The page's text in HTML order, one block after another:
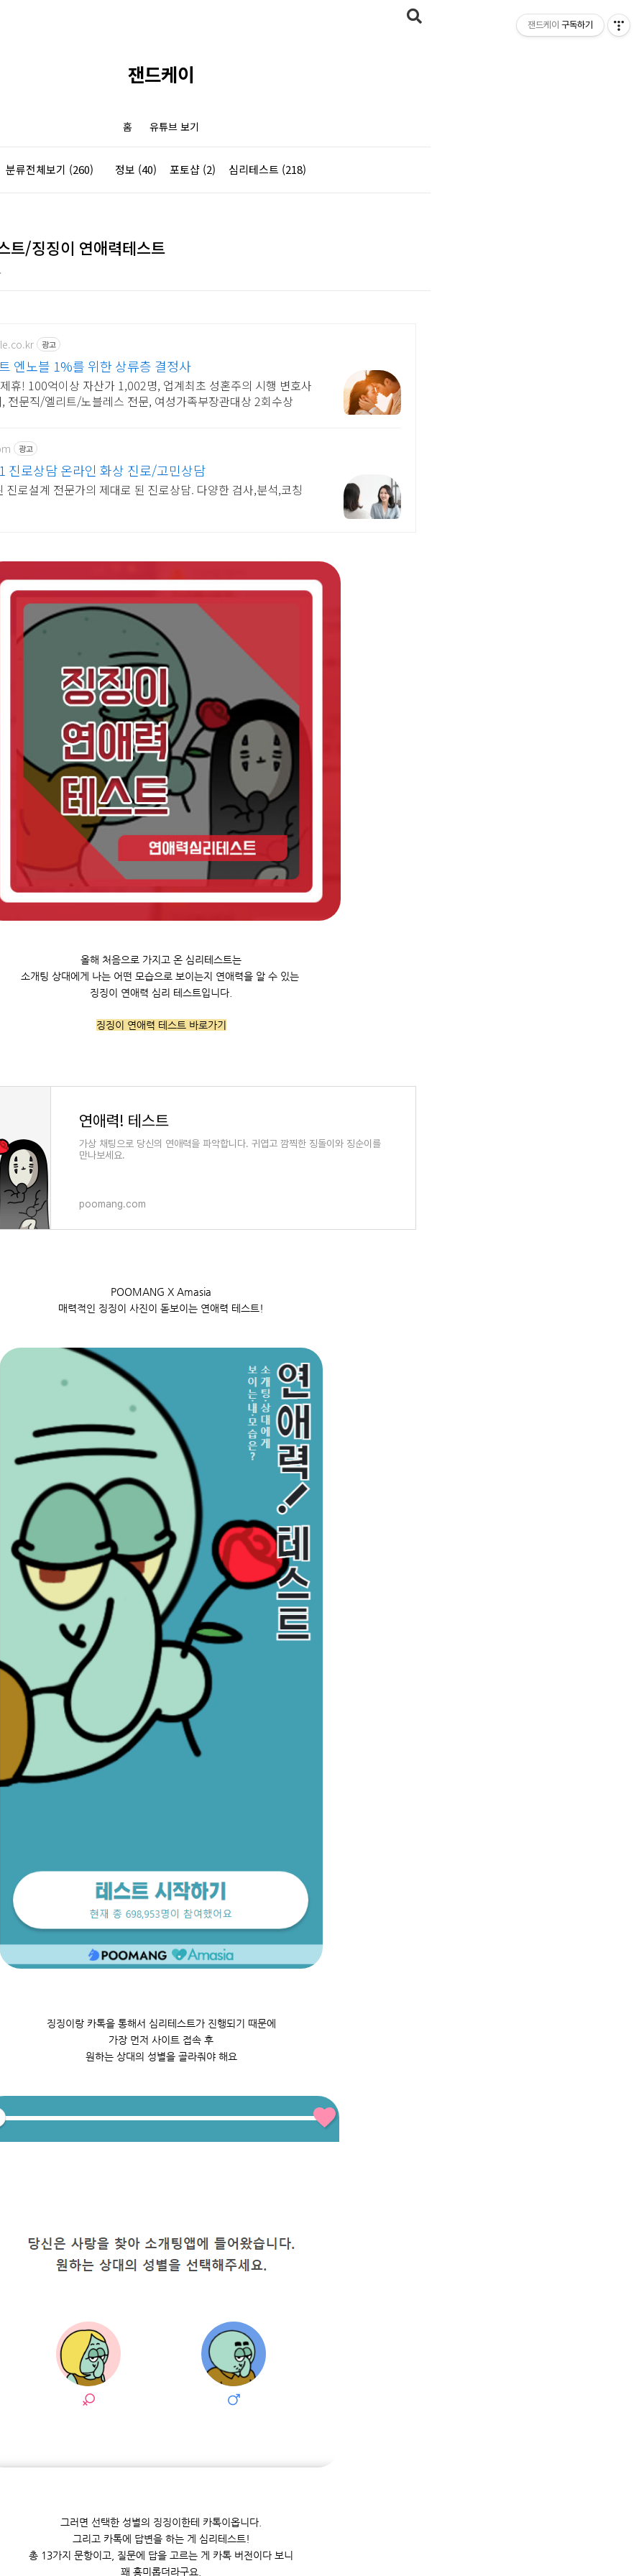
잰드케이
홈 유튜브 보기
분류전체보기 (260) 정보 (40) 포토샵 (2) 심리테스트 (218)
트/징징이 연애력테스트
광고
엔노블 1%를 위한 상류층 결정사
휴! 100억이상 자산가 1,002명, 업계최초 성혼주의 시행 변호사
전문직/엘리트/노블레스 전문, 여성가족부장관대상 2회수상
광고
진로상담 온라인 화상 진로/고민상담
진로설계 전문가의 제대로 된 진로상담. 다양한 검사,분석,코칭
올해 처음으로 가지고 온 심리테스트는
소개팅 상대에게 나는 어떤 모습으로 보이는지 연애력을 알 수 있는
징징이 연애력 심리 테스트입니다.
징징이 연애력 테스트 바로가기
연애력! 테스트
가상 채팅으로 당신의 연애력을 파악합니다. 귀엽고 깜찍한 징돌이와 징순이를
만나보세요.
poomang.com
POOMANG X Amasia
매력적인 징징이 사진이 돋보이는 연애력 테스트!
징징이랑 카톡을 통해서 심리테스트가 진행되기 때문에
가장 먼저 사이트 접속 후
원하는 상대의 성별을 골라줘야 해요
그러면 선택한 성별의 징징이한테 카톡이옵니다.
그리고 카톡에 답변을 하는 게 심리테스트!
총 13가지 문항이고, 질문에 답을 고르는 게 카톡 버전이다 보니
꽤 흥미롭더라구요.
잰드케이 구독하기